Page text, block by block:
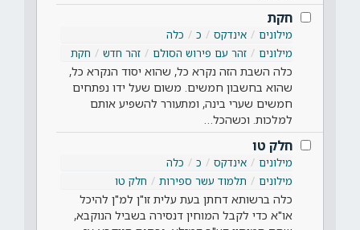
חקת
מילונים אינדקס כ
כלה
מילונים
זהר עם פירוש הסולם זהר חדש חקת
כלה השבת הזה נקרא כל, שהוא יסוד הנקרא כל,
שהוא בחשבון חמשים. משום שעל ידו נפתחים
חמשים שערי בינה, ומתעורר להשפיע אותם
למלכות. וכשהכל…
חלק טו
מילונים אינדקס כ
כלה
מילונים
תלמוד עשר ספירות חלק טו
כלה ברשותא דחתן בעת עלית זו"ן למ"ן להיכל
או"א כדי לקבל המוחין דנסירה בשביל הנוקבא,